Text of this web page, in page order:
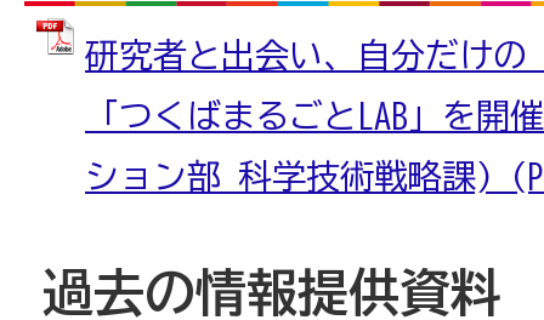
研究者と出会い、自分だけの
「つくばまるごとLAB」を開
ション部 科学技術戦略課)
過去の情報提供資料